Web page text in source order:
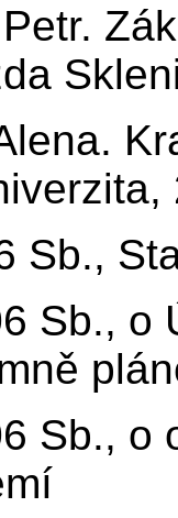
Sb.,
Sb., o
Sb., o